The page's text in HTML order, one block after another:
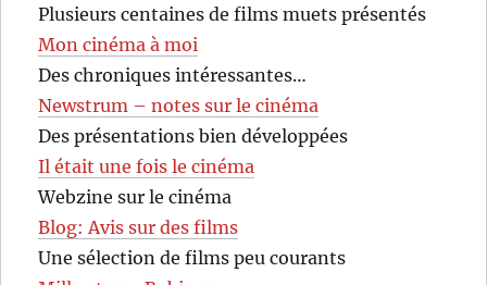
Plusieurs centaines de films muets présentés
Mon cinéma à moi
Des chroniques intéressantes…
Newstrum – notes sur le cinéma
Des présentations bien développées
Il était une fois le cinéma
Webzine sur le cinéma
Blog: Avis sur des films
Une sélection de films peu courants